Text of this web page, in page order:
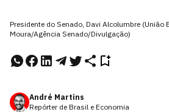
Presidente do Senado, Davi Alcolumbre (União
Moura/Agência Senado/Divulgação)
André Martins
Repórter de Brasil e Economia